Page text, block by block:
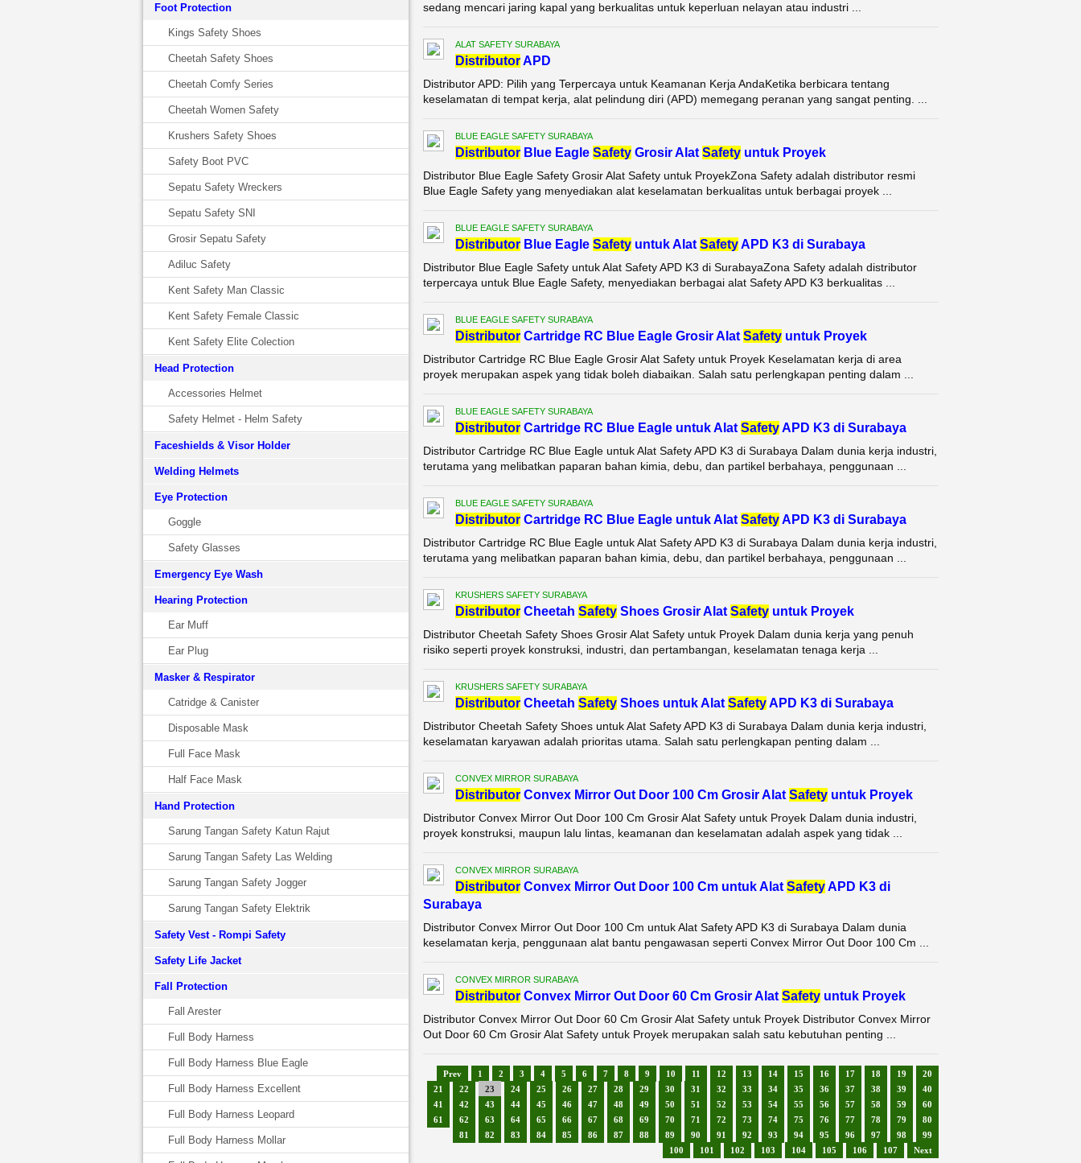
Foot Protection
Kings Safety Shoes
Cheetah Safety Shoes
Cheetah Comfy Series
Cheetah Women Safety
Krushers Safety Shoes
Safety Boot PVC
Sepatu Safety Wreckers
Sepatu Safety SNI
Grosir Sepatu Safety
Adiluc Safety
Kent Safety Man Classic
Kent Safety Female Classic
Kent Safety Elite Colection
Head Protection
Accessories Helmet
Safety Helmet - Helm Safety
Faceshields & Visor Holder
Welding Helmets
Eye Protection
Goggle
Safety Glasses
Emergency Eye Wash
Hearing Protection
Ear Muff
Ear Plug
Masker & Respirator
Catridge & Canister
Disposable Mask
Full Face Mask
Half Face Mask
Hand Protection
Sarung Tangan Safety Katun Rajut
Sarung Tangan Safety Las Welding
Sarung Tangan Safety Jogger
Sarung Tangan Safety Elektrik
Safety Vest - Rompi Safety
Safety Life Jacket
Fall Protection
Fall Arester
Full Body Harness
Full Body Harness Blue Eagle
Full Body Harness Excellent
Full Body Harness Leopard
Full Body Harness Mollar
sedang mencari jaring kapal yang berkualitas untuk keperluan nelayan atau industri ...
ALAT SAFETY SURABAYA
DistributorAPD
Distributor APD: Pilih yang Terpercaya untuk Keamanan Kerja AndaKetika berbicara tentang
keselamatan di tempat kerja, alat pelindung diri (APD) memegang peranan yang sangat penting. ...
BLUE EAGLE SAFETY SURABAYA
DistributorBlue Eagle SafetyGrosir Alat Safetyuntuk Proyek
Distributor Blue Eagle Safety Grosir Alat Safety untuk ProyekZona Safety adalah distributor resmi
Blue Eagle Safety yang menyediakan alat keselamatan berkualitas untuk berbagai proyek ...
BLUE EAGLE SAFETY SURABAYA
DistributorBlue Eagle Safetyuntuk Alat SafetyAPD K3 di Surabaya
Distributor Blue Eagle Safety untuk Alat Safety APD K3 di SurabayaZona Safety adalah distributor
terpercaya untuk Blue Eagle Safety, menyediakan berbagai alat Safety APD K3 berkualitas ...
BLUE EAGLE SAFETY SURABAYA
DistributorCartridge RC Blue Eagle Grosir Alat Safetyuntuk Proyek
Distributor Cartridge RC Blue Eagle Grosir Alat Safety untuk Proyek Keselamatan kerja di area
proyek merupakan aspek yang tidak boleh diabaikan. Salah satu perlengkapan penting dalam ...
BLUE EAGLE SAFETY SURABAYA
DistributorCartridge RC Blue Eagle untuk Alat SafetyAPD K3 di Surabaya
Distributor Cartridge RC Blue Eagle untuk Alat Safety APD K3 di Surabaya Dalam dunia kerja industri,
terutama yang melibatkan paparan bahan kimia, debu, dan partikel berbahaya, penggunaan ...
BLUE EAGLE SAFETY SURABAYA
DistributorCartridge RC Blue Eagle untuk Alat SafetyAPD K3 di Surabaya
Distributor Cartridge RC Blue Eagle untuk Alat Safety APD K3 di Surabaya Dalam dunia kerja industri,
terutama yang melibatkan paparan bahan kimia, debu, dan partikel berbahaya, penggunaan ...
KRUSHERS SAFETY SURABAYA
DistributorCheetah SafetyShoes Grosir Alat Safetyuntuk Proyek
Distributor Cheetah Safety Shoes Grosir Alat Safety untuk Proyek Dalam dunia kerja yang penuh
risiko seperti proyek konstruksi, industri, dan pertambangan, keselamatan tenaga kerja ...
KRUSHERS SAFETY SURABAYA
DistributorCheetah SafetyShoes untuk Alat SafetyAPD K3 di Surabaya
Distributor Cheetah Safety Shoes untuk Alat Safety APD K3 di Surabaya Dalam dunia kerja industri,
keselamatan karyawan adalah prioritas utama. Salah satu perlengkapan penting dalam ...
CONVEX MIRROR SURABAYA
DistributorConvex Mirror Out Door 100 Cm Grosir Alat Safetyuntuk Proyek
Distributor Convex Mirror Out Door 100 Cm Grosir Alat Safety untuk Proyek Dalam dunia industri,
proyek konstruksi, maupun lalu lintas, keamanan dan keselamatan adalah aspek yang tidak ...
CONVEX MIRROR SURABAYA
DistributorConvex Mirror Out Door 100 Cm untuk Alat SafetyAPD K3 di
Surabaya
Distributor Convex Mirror Out Door 100 Cm untuk Alat Safety APD K3 di Surabaya Dalam dunia
keselamatan kerja, penggunaan alat bantu pengawasan seperti Convex Mirror Out Door 100 Cm ...
CONVEX MIRROR SURABAYA
DistributorConvex Mirror Out Door 60 Cm Grosir Alat Safetyuntuk Proyek
Distributor Convex Mirror Out Door 60 Cm Grosir Alat Safety untuk Proyek Distributor Convex Mirror
Out Door 60 Cm Grosir Alat Safety untuk Proyek merupakan salah satu kebutuhan penting ...
Prev 1 2 3 4 5 6 7 8 9 10 11 12 13 14 15 16 17 18 19
20
21
22 23 24 25 26 27 28 29 30 31 32 33 34 35 36 37 38 39
40
41
42 43 44 45 46 47 48 49 50 51 52 53 54 55 56 57 58 59
60
61
62 63 64 65 66 67 68 69 70 71 72 73 74 75 76 77 78 79
80
81
82 83 84 85 86 87 88 89 90 91 92 93 94 95 96 97 98
99
100
101 102 103 104 105 106 107 Next